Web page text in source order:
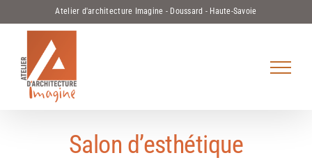
au
Atelier d'architecture Imagine - Doussard - Haute-Savoie
Salon d’esthétique